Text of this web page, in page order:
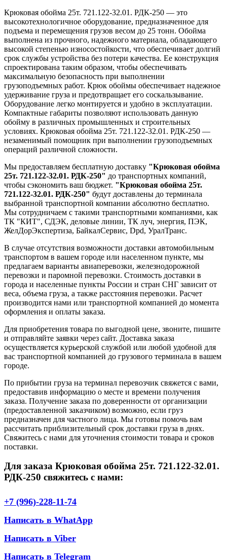
Крюковая обойма 25т. 721.122-32.01. РДК-250 — это
высокотехнологичное оборудование, предназначенное для
подъема и перемещения грузов весом до 25 тонн. Обойма
выполнена из прочного, надежного материала, обладающего
высокой степенью износостойкости, что обеспечивает долгий
срок службы устройства без потери качества. Ее конструкция
спроектирована таким образом, чтобы обеспечивать
максимальную безопасность при выполнении
грузоподъемных работ. Крюк обоймы обеспечивает надежное
удерживание груза и предотвращает его соскальзывание.
Оборудование легко монтируется и удобно в эксплуатации.
Компактные габариты позволяют использовать данную
обойму в различных промышленных и строительных
условиях. Крюковая обойма 25т. 721.122-32.01. РДК-250 —
незаменимый помощник при выполнении грузоподъемных
операций различной сложности.
Мы предоставляем бесплатную доставку "Крюковая обойма
25т. 721.122-32.01. РДК-250" до транспортных компаний,
чтобы сэкономить ваш бюджет. "Крюковая обойма 25т.
721.122-32.01. РДК-250" будут доставлены до терминала
выбранной транспортной компании абсолютно бесплатно.
Мы сотрудничаем с такими транспортными компаниями, как
ТК "КИТ", СДЭК, деловые линии, ТК луч, энергия, ПЭК,
ЖелДорЭкспертиза, БайкалСервис, Dpd, УралТранс.
В случае отсутствия возможности доставки автомобильным
транспортом в вашем городе или населенном пункте, мы
предлагаем варианты авиаперевозки, железнодорожной
перевозки и паромной перевозки. Стоимость доставки в
города и населенные пункты России и стран СНГ зависит от
веса, объема груза, а также расстояния перевозки. Расчет
производится нами или транспортной компанией до момента
оформления и оплаты заказа.
Для приобретения товара по выгодной цене, звоните, пишите
и отправляйте заявки через сайт. Доставка заказа
осуществляется курьерской службой или любой удобной для
вас транспортной компанией до грузового терминала в вашем
городе.
По прибытии груза на терминал перевозчик свяжется с вами,
предоставив информацию о месте и времени получения
заказа. Получение заказа по доверенности от организации
(предоставленной заказчиком) возможно, если груз
предназначен для частного лица. Мы готовы помочь вам
рассчитать приблизительный срок доставки груза в днях.
Свяжитесь с нами для уточнения стоимости товара и сроков
поставки.
Для заказа Крюковая обойма 25т. 721.122-32.01.
РДК-250 свяжитесь с нами:
+7 (996)-228-11-74
Написать в WhatApp
Написать в Viber
Написать в Telegram